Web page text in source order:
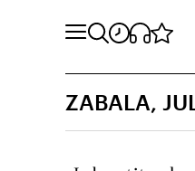
ZABALA,